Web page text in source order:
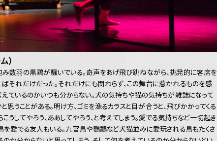
）
数羽の黒鶏が騒いでいる。奇声をあげ飛び跳ねながら、挑発的に客席を
ばそれだけだった。それだけにも関わらず、この舞台に惹かれるものを感
えているのかいつも分からない。犬の気持ちや猫の気持ちが雑誌になって
うことがある。明け方、ゴミを漁るカラスと目が合うと、飛びかかってくる
うしてやろう、ああしてやろう、と考えてしまう。愛でる気持ちなど一切起き
を愛でる友人もいる。九官鳥や鸚鵡など犬猫並みに愛玩される鳥もたくさ